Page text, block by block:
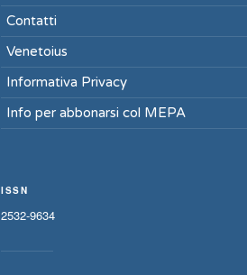
Contatti
Venetoius
Informativa Privacy
Info per abbonarsi col MEPA
ISSN
2532-9634